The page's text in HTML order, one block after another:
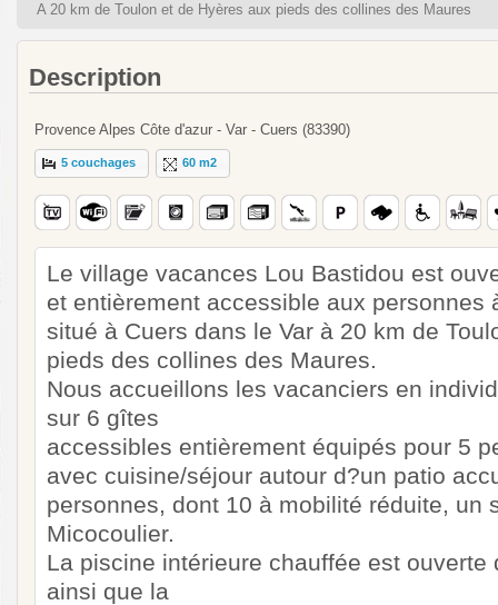
A 20 km de Toulon et de Hyères aux pieds des collines des Maures
Description
Provence Alpes Côte d'azur - Var - Cuers (83390)
5 couchages 60 m2
Le village vacances Lou Bastidou est
et entièrement accessible aux personnes
situé à Cuers dans le Var à 20 km de
pieds des collines des Maures.
Nous accueillons les vacanciers en
sur 6 gîtes
accessibles entièrement équipés pour 5
avec cuisine/séjour autour d?un patio
personnes, dont 10 à mobilité réduite, un
Micocoulier.
La piscine intérieure chauffée est ouverte
ainsi que la